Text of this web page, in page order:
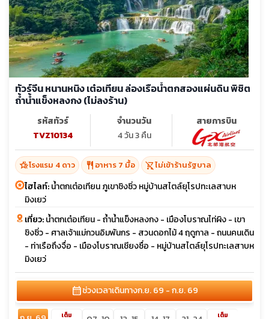
ทัวร์จีน หนานหนิง เต๋อเทียน ล่องเรือน้ำตกสองแผ่นดิน พิชิต
ถ้ำน้ำแข็งหลงกง (ไม่ลงร้าน)
รหัสทัวร์
TVZ10134
จำนวนวัน
4 วัน 3 คืน
สายการบิน
hotel_classโรงแรม 4 ดาว restaurant อาหาร 7 มื้อ shopping_cart_offไม่เข้าร้านรัฐบาล
ไฮไลท์:น้ำตกเต๋อเทียน ภูเขาชิงซิ่ว หมู่บ้านสไตล์ยุโรปทะเลสาบห
มิงเยว่
เที่ยว:น้ำตกเต๋อเทียน - ถ้ำน้ำแข็งหลงกง - เมืองโบราณไท่ผิง - เขา
ชิงซิ่ว - ศาลเจ้าแม่กวนอิมพันกร - สวนดอกไม้ 4 ฤดูกาล - ถนนคนเดิน
- ท่าเรือถึงจื่อ - เมืองโบราณเชียงซื่อ - หมู่บ้านสไตล์ยุโรปทะเลสาบห
มิงเยว่
calendar_monthช่วงเวลาเดินทางก.ย. 69 - ก.ย. 69
เต็ม เต็ม